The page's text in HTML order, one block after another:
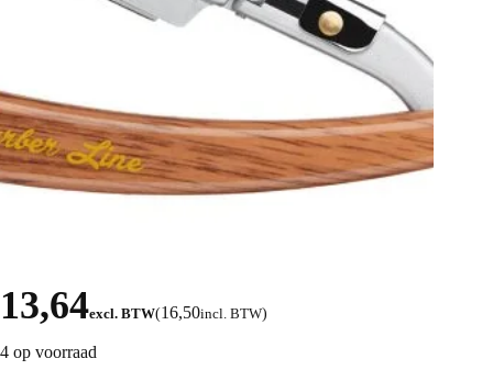
13,64excl. BTW(16,50incl. BTW)
4 op voorraad